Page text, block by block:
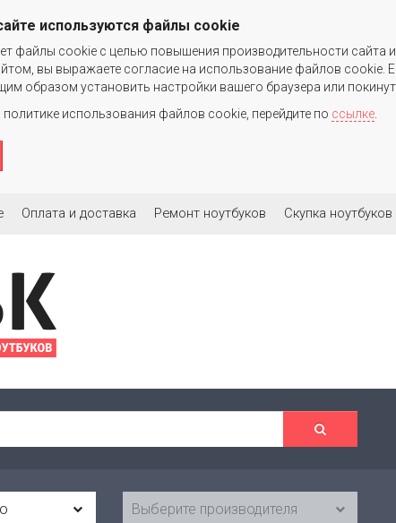
используются файлы cookie
файлы cookie c целью повышения производительности сайта
вы выражаете согласие на использование файлов
образом установить настройки вашего браузера или
использования файлов cookie, перейдите по ссылке
Оплата и доставка Ремонт ноутбуков Скупка ноутбуков
Выберите производителя